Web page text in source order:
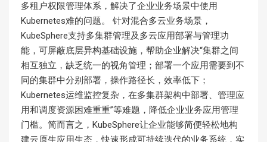
多租户权限管理体系，解决了企业业务场景中使用
Kubernetes难的问题。 针对混合多云业务场景，
KubeSphere支持多集群管理及多云应用部署与管理功
能，可屏蔽底层异构基础设施，帮助企业解决“集群之间
相互独立，缺乏统一的视角管理；部署一个应用需要到不
同的集群中分别部署，操作路径长，效率低下；
Kubernetes运维监控复杂，在多集群架构中部署、管理应
用和调度资源困难重重”等难题，降低企业业务应用管理
门槛。简而言之，KubeSphere让企业能够简便轻松地构
建云原生应用生态，快速形成可持续迭代的业务系统，实